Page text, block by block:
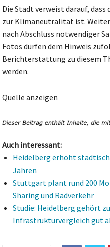
Die Stadt verweist darauf,
zur Klimaneutralität ist.
nach Abschluss notwendiger
Fotos dürfen dem Hinweis
Berichterstattung zu diesem
werden.
Quelle anzeigen
Auch interessant:
Heidelberg erhöht
Jahren
Stuttgart plant rund 200
Sharing und Radverkehr
Studie: Heidelberg gehört
Infrastrukturvergleich gut